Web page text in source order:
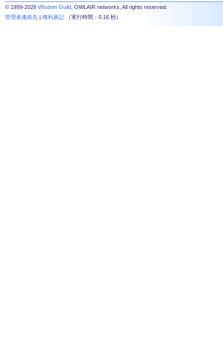
© 1999-2026 Wisdom Guild , OWLAIR networks, All rights reserved.
管理者連絡先 | 権利表記 （実行時間：0.16 秒）